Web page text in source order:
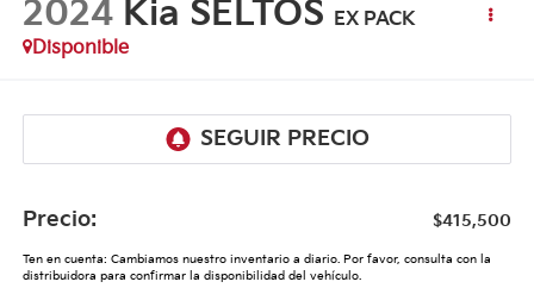
2024 Kia SELTOS
EX PACK
Disponible
Precio: $415,500
Ten en cuenta: Cambiamos nuestro inventario a diario. Por favor, consulta con la
distribuidora para confirmar la disponibilidad del vehículo.